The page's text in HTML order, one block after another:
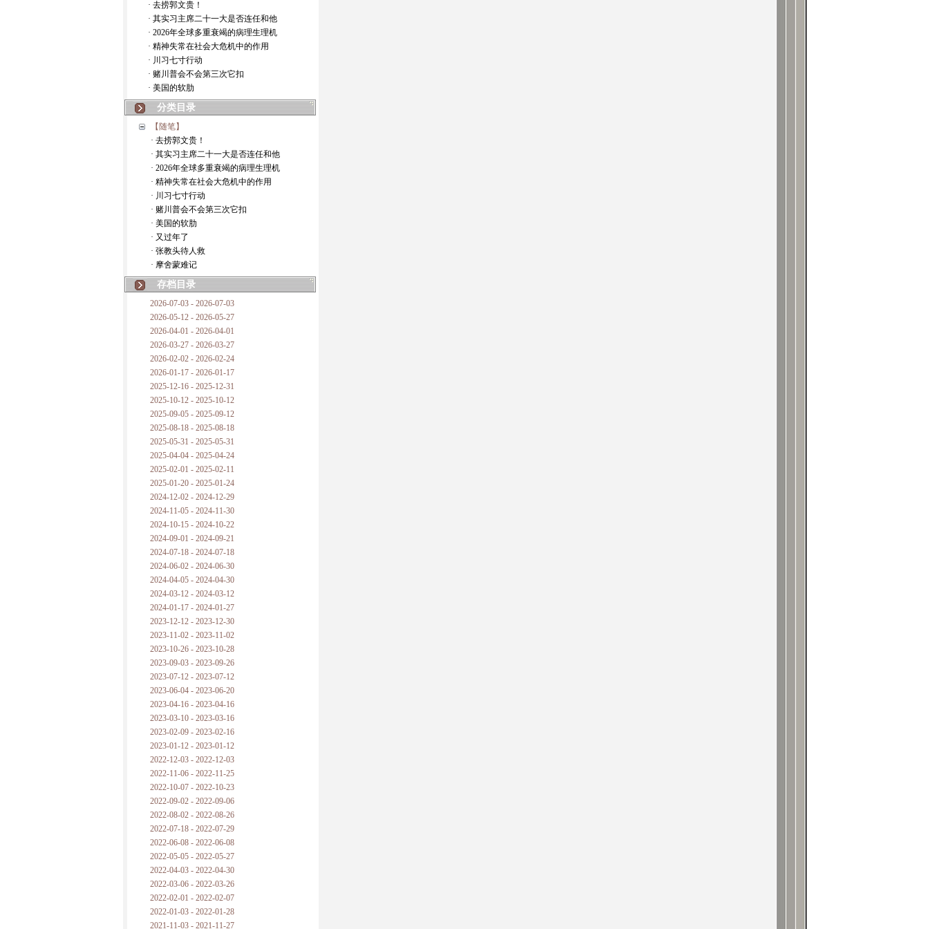
· 去捞郭文贵！
· 其实习主席二十一大是否连任和他
· 2026年全球多重衰竭的病理生理机
· 精神失常在社会大危机中的作用
· 川习七寸行动
· 赌川普会不会第三次它扣
· 美国的软肋
分类目录
【随笔】
· 去捞郭文贵！
· 其实习主席二十一大是否连任和他
· 2026年全球多重衰竭的病理生理机
· 精神失常在社会大危机中的作用
· 川习七寸行动
· 赌川普会不会第三次它扣
· 美国的软肋
· 又过年了
· 张教头待人救
· 摩舍蒙难记
存档目录
2026-07-03 - 2026-07-03
2026-05-12 - 2026-05-27
2026-04-01 - 2026-04-01
2026-03-27 - 2026-03-27
2026-02-02 - 2026-02-24
2026-01-17 - 2026-01-17
2025-12-16 - 2025-12-31
2025-10-12 - 2025-10-12
2025-09-05 - 2025-09-12
2025-08-18 - 2025-08-18
2025-05-31 - 2025-05-31
2025-04-04 - 2025-04-24
2025-02-01 - 2025-02-11
2025-01-20 - 2025-01-24
2024-12-02 - 2024-12-29
2024-11-05 - 2024-11-30
2024-10-15 - 2024-10-22
2024-09-01 - 2024-09-21
2024-07-18 - 2024-07-18
2024-06-02 - 2024-06-30
2024-04-05 - 2024-04-30
2024-03-12 - 2024-03-12
2024-01-17 - 2024-01-27
2023-12-12 - 2023-12-30
2023-11-02 - 2023-11-02
2023-10-26 - 2023-10-28
2023-09-03 - 2023-09-26
2023-07-12 - 2023-07-12
2023-06-04 - 2023-06-20
2023-04-16 - 2023-04-16
2023-03-10 - 2023-03-16
2023-02-09 - 2023-02-16
2023-01-12 - 2023-01-12
2022-12-03 - 2022-12-03
2022-11-06 - 2022-11-25
2022-10-07 - 2022-10-23
2022-09-02 - 2022-09-06
2022-08-02 - 2022-08-26
2022-07-18 - 2022-07-29
2022-06-08 - 2022-06-08
2022-05-05 - 2022-05-27
2022-04-03 - 2022-04-30
2022-03-06 - 2022-03-26
2022-02-01 - 2022-02-07
2022-01-03 - 2022-01-28
2021-11-03 - 2021-11-27